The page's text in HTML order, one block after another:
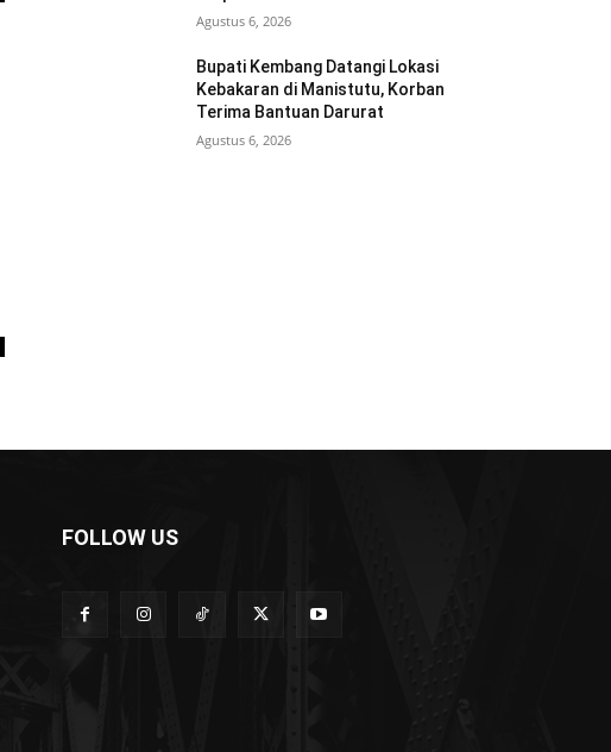
Agustus 6, 2026
Bupati Kembang Datangi Lokasi
Kebakaran di Manistutu, Korban
Terima Bantuan Darurat
Agustus 6, 2026
FOLLOW US